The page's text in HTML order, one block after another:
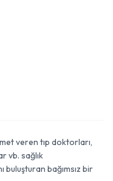
veren tıp doktorları,
vb. sağlık
buluşturan bağımsız bir